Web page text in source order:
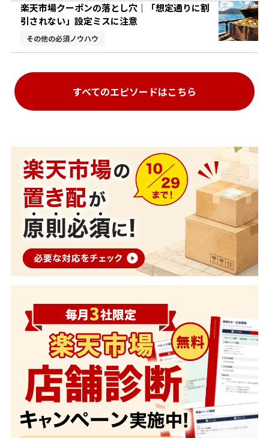
楽天市場クーポンの落とし穴｜「想定通りに割
引されない」設定ミスに注意
その他の必須ノウハウ
すべてのエピソードはこちら